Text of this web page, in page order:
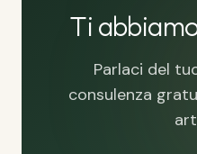
Ti
Parlaci del
consulenza